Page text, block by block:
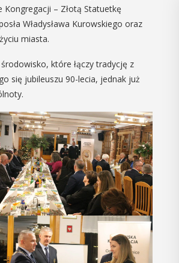
Kongregacji – Złotą Statuetkę
Władysława Kurowskiego oraz
miasta.
które łączy tradycję z
się jubileuszu 90-lecia, jednak już
14
CZERWIEC
Cały dzień